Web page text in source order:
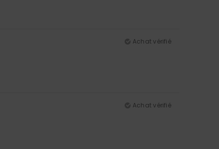
Achat vérifié
Achat vérifié